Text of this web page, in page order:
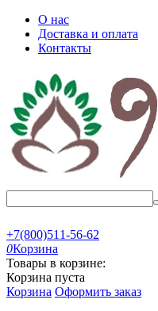
О нас
Доставка и оплата
Контакты
+7(800)511-56-62
0Корзина
Товары в корзине:
Корзина пуста
Корзина Оформить заказ